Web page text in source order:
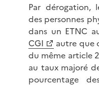
Par dérogation,
des personnes
dans un ETNC
CGI
autre que
du même article
au taux majoré
pourcentage